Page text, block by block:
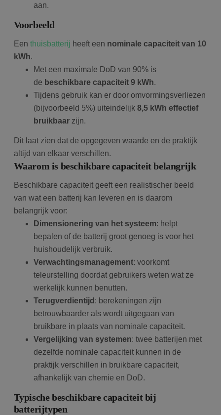
aan.
Voorbeeld
Een thuisbatterij heeft een nominale capaciteit van 10
kWh.
Met een maximale DoD van 90% is
de beschikbare capaciteit 9 kWh.
Tijdens gebruik kan er door omvormingsverliezen
(bijvoorbeeld 5%) uiteindelijk 8,5 kWh effectief
bruikbaarzijn.
Dit laat zien dat de opgegeven waarde en de praktijk
altijd van elkaar verschillen.
Waarom is beschikbare capaciteit belangrijk
Beschikbare capaciteit geeft een realistischer beeld
van wat een batterij kan leveren en is daarom
belangrijk voor:
Dimensionering van het systeem: helpt
bepalen of de batterij groot genoeg is voor het
huishoudelijk verbruik.
Verwachtingsmanagement: voorkomt
teleurstelling doordat gebruikers weten wat ze
werkelijk kunnen benutten.
Terugverdientijd : berekeningen zijn
betrouwbaarder als wordt uitgegaan van
bruikbare in plaats van nominale capaciteit.
Vergelijking van systemen: twee batterijen met
dezelfde nominale capaciteit kunnen in de
praktijk verschillen in bruikbare capaciteit,
afhankelijk van chemie en DoD.
Typische beschikbare capaciteit bij
batterijtypen